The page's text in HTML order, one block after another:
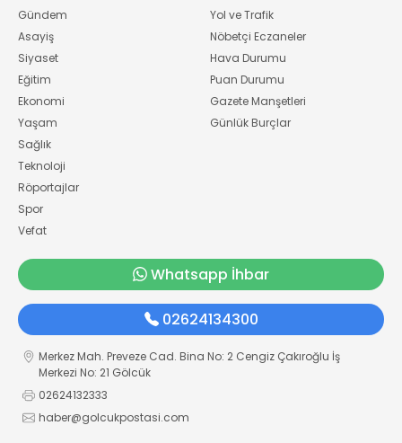
Gündem
Asayiş
Siyaset
Eğitim
Ekonomi
Yaşam
Sağlık
Teknoloji
Röportajlar
Spor
Vefat
Yol ve Trafik
Nöbetçi Eczaneler
Hava Durumu
Puan Durumu
Gazete Manşetleri
Günlük Burçlar
Whatsapp İhbar
02624134300
Merkez Mah. Preveze Cad. Bina No: 2 Cengiz Çakıroğlu İş
Merkezi No: 21 Gölcük
02624132333
haber@golcukpostasi.com